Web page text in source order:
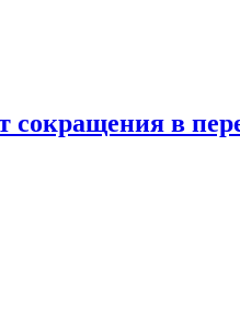
сокращения в